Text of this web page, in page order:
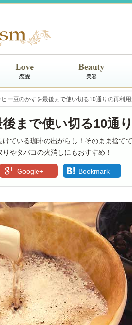
恋愛 美容
ヒー豆のかすを最後まで使い切る10通りの再利
まで使い切る10通
ている珈琲の出がらし！そのまま捨て
やタバコの火消しにもおすすめ！
Google+ Bookmark